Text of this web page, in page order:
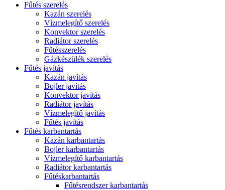
Fűtés szerelés
Kazán szerelés
Vízmelegítő szerelés
Konvektor szerelés
Radiátor szerelés
Fűtésszerelés
Gázkészülék szerelés
Fűtés javítás
Kazán javítás
Bojler javítás
Konvektor javítás
Radiátor javítás
Vízmelegítő javítás
Fűtés javítás
Fűtés karbantartás
Kazán karbantartás
Bojler karbantartás
Vízmelegítő karbantartás
Radiátor karbantartás
Fűtéskarbantartás
Fűtésrendszer karbantartás